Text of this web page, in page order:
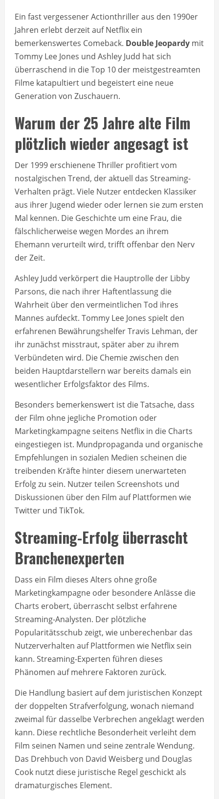
Ein fast vergessener Actionthriller aus den 1990er
Jahren erlebt derzeit auf Netflix ein
bemerkenswertes Comeback. Double Jeopardy mit
Tommy Lee Jones und Ashley Judd hat sich
überraschend in die Top 10 der meistgestreamten
Filme katapultiert und begeistert eine neue
Generation von Zuschauern.
Warum der 25 Jahre alte Film
plötzlich wieder angesagt ist
Der 1999 erschienene Thriller profitiert vom
nostalgischen Trend, der aktuell das Streaming-
Verhalten prägt. Viele Nutzer entdecken Klassiker
aus ihrer Jugend wieder oder lernen sie zum ersten
Mal kennen. Die Geschichte um eine Frau, die
fälschlicherweise wegen Mordes an ihrem
Ehemann verurteilt wird, trifft offenbar den Nerv
der Zeit.
Ashley Judd verkörpert die Hauptrolle der Libby
Parsons, die nach ihrer Haftentlassung die
Wahrheit über den vermeintlichen Tod ihres
Mannes aufdeckt. Tommy Lee Jones spielt den
erfahrenen Bewährungshelfer Travis Lehman, der
ihr zunächst misstraut, später aber zu ihrem
Verbündeten wird. Die Chemie zwischen den
beiden Hauptdarstellern war bereits damals ein
wesentlicher Erfolgsfaktor des Films.
Besonders bemerkenswert ist die Tatsache, dass
der Film ohne jegliche Promotion oder
Marketingkampagne seitens Netflix in die Charts
eingestiegen ist. Mundpropaganda und organische
Empfehlungen in sozialen Medien scheinen die
treibenden Kräfte hinter diesem unerwarteten
Erfolg zu sein. Nutzer teilen Screenshots und
Diskussionen über den Film auf Plattformen wie
Twitter und TikTok.
Streaming-Erfolg überrascht
Branchenexperten
Dass ein Film dieses Alters ohne große
Marketingkampagne oder besondere Anlässe die
Charts erobert, überrascht selbst erfahrene
Streaming-Analysten. Der plötzliche
Popularitätsschub zeigt, wie unberechenbar das
Nutzerverhalten auf Plattformen wie Netflix sein
kann. Streaming-Experten führen dieses
Phänomen auf mehrere Faktoren zurück.
Die Handlung basiert auf dem juristischen Konzept
der doppelten Strafverfolgung, wonach niemand
zweimal für dasselbe Verbrechen angeklagt werden
kann. Diese rechtliche Besonderheit verleiht dem
Film seinen Namen und seine zentrale Wendung.
Das Drehbuch von David Weisberg und Douglas
Cook nutzt diese juristische Regel geschickt als
dramaturgisches Element.